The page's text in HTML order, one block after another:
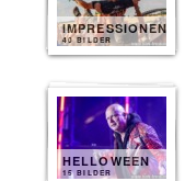
IMPRESSIONEN
40 BILDER
HELLOWEEN
15 BILDER